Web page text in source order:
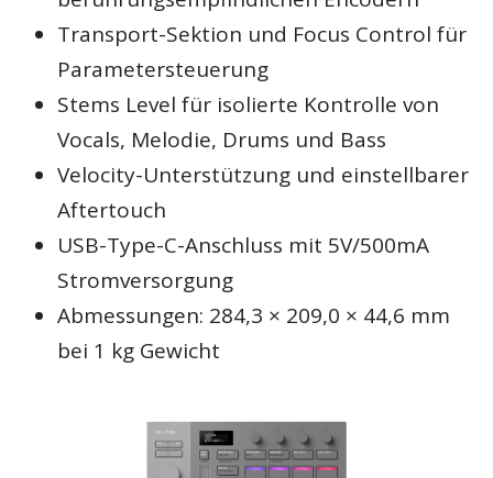
Transport-Sektion und Focus Control für
Parametersteuerung
Stems Level für isolierte Kontrolle von
Vocals, Melodie, Drums und Bass
Velocity-Unterstützung und einstellbarer
Aftertouch
USB-Type-C-Anschluss mit 5V/500mA
Stromversorgung
Abmessungen: 284,3 × 209,0 × 44,6 mm
bei 1 kg Gewicht